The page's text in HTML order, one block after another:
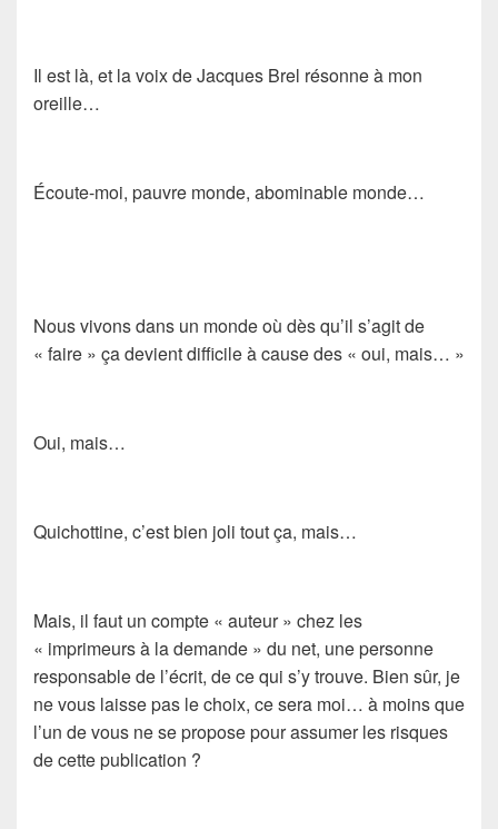
Il est là, et la voix de Jacques Brel résonne à mon
oreille…
Écoute-moi, pauvre monde, abominable monde…
Nous vivons dans un monde où dès qu’il s’agit de
« faire » ça devient difficile à cause des « oui, mais… »
Oui, mais…
Quichottine, c’est bien joli tout ça, mais…
Mais, il faut un compte « auteur » chez les
« imprimeurs à la demande » du net, une personne
responsable de l’écrit, de ce qui s’y trouve. Bien sûr, je
ne vous laisse pas le choix, ce sera moi… à moins que
l’un de vous ne se propose pour assumer les risques
de cette publication ?